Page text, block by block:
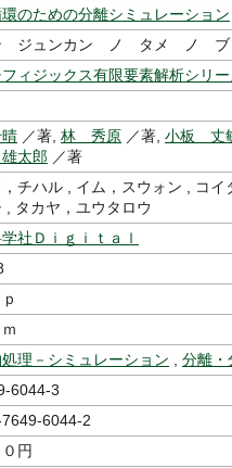
のための分離シミュレーション
ジュンカン ノ タメ ノ ブ
ィジックス有限要素解析シリ
／著, 林 秀原 ／著, 小板 丈
太郎 ／著
，チハル , イム，スウォン , コ
, タカヤ，ユウタロウ
社Ｄｉｇｉｔａｌ
理－シミュレーション
分離・
6044-3
6044-2
円